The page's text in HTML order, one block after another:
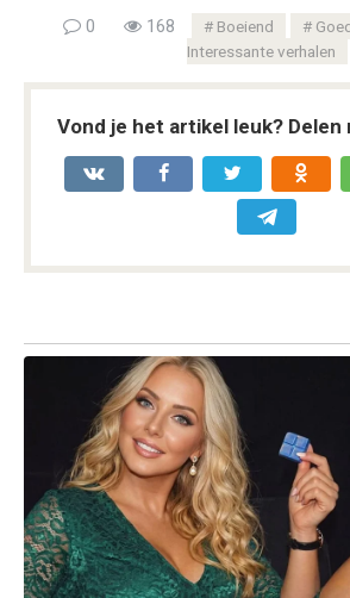
0 168 Boeiend
Interessante verhalen
Vond je het artikel leuk?